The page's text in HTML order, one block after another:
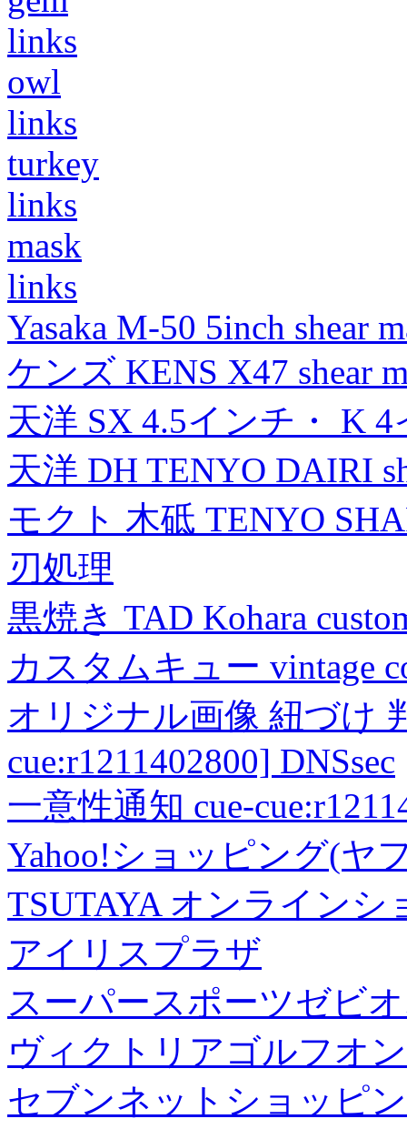
links
owl
links
turkey
links
mask
links
Yasaka M-50 5inch shear
ケンズ KENS X47 shear
天洋 SX 4.5インチ・ K
天洋 DH TENYO DAIRI
モクト 木砥 TENYO
刃処理
黒焼き TAD Kohara
カスタムキュー vintage
オリジナル画像 紐づけ
cue:r1211402800] DNSsec
一意性通知 cue-
Yahoo!ショッピング(ヤ
TSUTAYA オンラインシ
アイリスプラザ
スーパースポーツゼビ
ヴィクトリアゴルフオ
セブンネットショッピ